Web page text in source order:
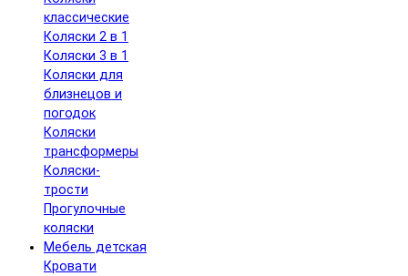
классические
Коляски 2 в 1
Коляски 3 в 1
Коляски для
близнецов и
погодок
Коляски
трансформеры
Коляски-
трости
Прогулочные
коляски
Мебель детская
Кровати